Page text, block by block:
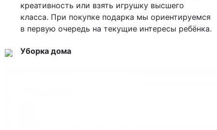
креативность или взять игрушку высшего
класса. При покупке подарка мы ориентируемся
в первую очередь на текущие интересы ребёнка.
Уборка дома